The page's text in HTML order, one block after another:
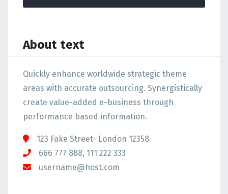
About text
Quickly enhance worldwide strategic theme
areas with accurate outsourcing. Synergistically
create value-added e-business through
performance based information.
123 Fake Street- London 12358
666 777 888, 111 222 333
username@host.com